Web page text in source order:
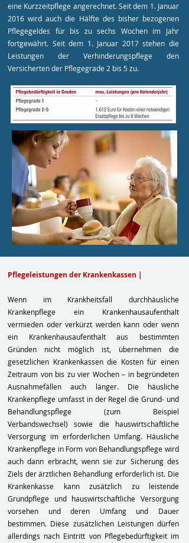
eine Kurzzeitpflege angerechnet. Seit dem 1. Januar
2016 wird auch die Hälfte des bisher bezogenen
Pflegegeldes für bis zu sechs Wochen im Jahr
fortgewährt. Seit dem 1. Januar 2017 stehen die
Leistungen der Verhinderungspflege den
Versicherten der Pflegegrade 2 bis 5 zu.
Pflegeleistungen der Krankenkassen |
Wenn im Krankheitsfall durchhäusliche
Krankenpflege ein Krankenhausaufenthalt
vermieden oder verkürzt werden kann oder wenn
ein Krankenhausaufenthalt aus bestimmten
Gründen nicht möglich ist, übernehmen die
gesetzlichen Krankenkassen die Kosten für einen
Zeitraum von bis zu vier Wochen – in begründeten
Ausnahmefällen auch länger. Die häusliche
Krankenpflege umfasst in der Regel die Grund- und
Behandlungspflege (zum Beispiel
Verbandswechsel) sowie die hauswirtschaftliche
Versorgung im erforderlichen Umfang. Häusliche
Krankenpflege in Form von Behandlungspflege wird
auch dann erbracht, wenn sie zur Sicherung des
Ziels der ärztlichen Behandlung erforderlich ist. Die
Krankenkasse kann zusätzlich zu leistende
Grundpflege und hauswirtschaftliche Versorgung
vorsehen und deren Umfang und Dauer
bestimmen. Diese zusätzlichen Leistungen dürfen
allerdings nach Eintritt von Pflegebedürftigkeit im